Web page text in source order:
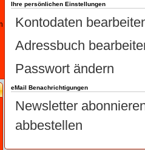
Ihre persönlichen Einstellungen
Kontodaten
Adressbuch
Passwort ändern
eMail Benachrichtigungen
Newsletter
abbestellen